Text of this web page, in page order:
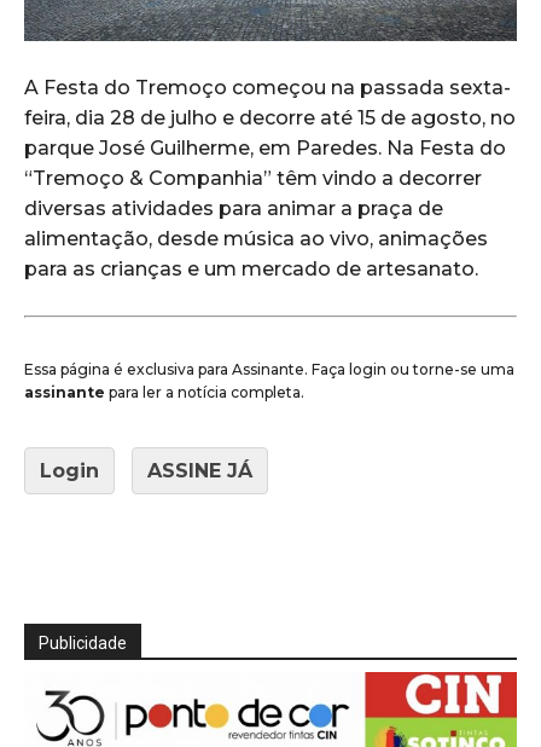
A Festa do Tremoço começou na passada sexta-
feira, dia 28 de julho e decorre até 15 de agosto, no
parque José Guilherme, em Paredes. Na Festa do
“Tremoço & Companhia” têm vindo a decorrer
diversas atividades para animar a praça de
alimentação, desde música ao vivo, animações
para as crianças e um mercado de artesanato.
Essa página é exclusiva para Assinante. Faça login ou torne-se uma
assinante para ler a notícia completa.
Login ASSINE JÁ
Publicidade